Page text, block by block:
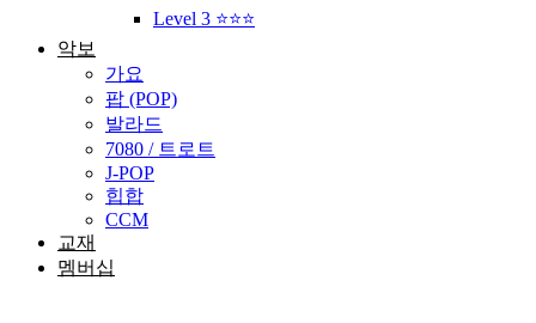
Level 3 ⭐⭐⭐
악보
가요
팝 (POP)
발라드
7080 / 트로트
J-POP
힙합
CCM
교재
멤버십